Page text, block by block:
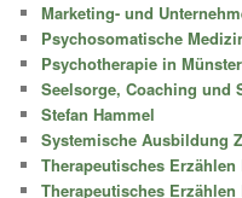
Marketing- und
Psychosomatische
Psychotherapie in Münster
Seelsorge, Coaching und
Stefan Hammel
Systemische Ausbildung
Therapeutisches Erzählen
Therapeutisches